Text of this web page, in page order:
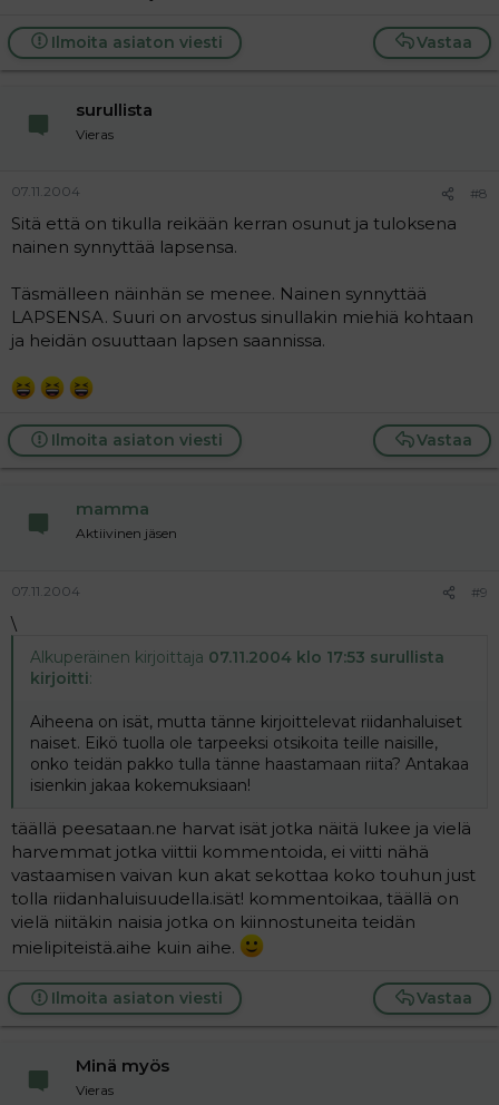
että itse on synnytyksestä väsyneenä sairaalassa ja isä
lähtee juhlimaan ystäviensä kera mitä? Sitä että on
tikulla reikään kerran osunut ja tuloksena nainen
näköjään hyvän miehen itselleni löytänyt.
Vastaa
Ilmoita asiaton viesti
surullista
Vieras
07.11.2004 #8
Sitä että on tikulla reikään kerran osunut ja tuloksena
nainen synnyttää lapsensa.
Täsmälleen näinhän se menee. Nainen synnyttää
LAPSENSA. Suuri on arvostus sinullakin miehiä kohtaan
ja heidän osuuttaan lapsen saannissa.
Vastaa
Ilmoita asiaton viesti
mamma
Aktiivinen jäsen
07.11.2004 #9
\
Alkuperäinen kirjoittaja 07.11.2004 klo 17:53 surullista
kirjoitti:
Aiheena on isät, mutta tänne kirjoittelevat riidanhaluiset
naiset. Eikö tuolla ole tarpeeksi otsikoita teille naisille,
onko teidän pakko tulla tänne haastamaan riita? Antakaa
isienkin jakaa kokemuksiaan!
täällä peesataan.ne harvat isät jotka näitä lukee ja vielä
harvemmat jotka viittii kommentoida, ei viitti nähä
vastaamisen vaivan kun akat sekottaa koko touhun just
tolla riidanhaluisuudella.isät! kommentoikaa, täällä on
vielä niitäkin naisia jotka on kiinnostuneita teidän
mielipiteistä.aihe kuin aihe.
Vastaa
Ilmoita asiaton viesti
Minä myös
Vieras